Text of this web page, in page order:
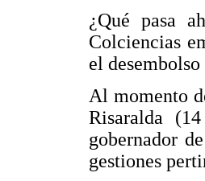
¿Qué pasa
Colciencias
el
Al momento
Risaralda
gobernador
gestiones